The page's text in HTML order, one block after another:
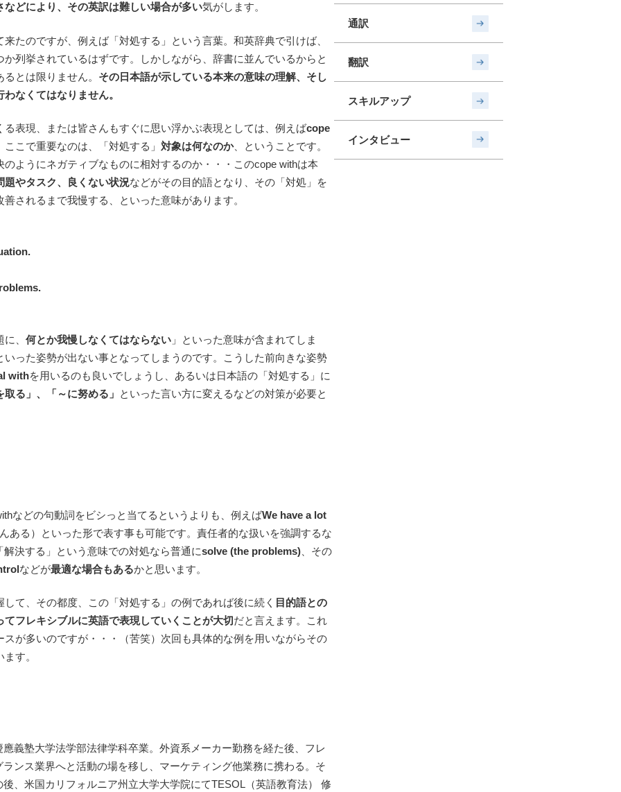
どにより、その英訳は難しい場合が多い気がします。
たのですが、例えば「対処する」という言葉。和英辞典で引けば、
列挙されているはずです。しかしながら、辞書に並んでいるからと
とは限りません。 その日本語が示している本来の意味の理解、そし
なくてはなりません。
る表現、または皆さんもすぐに思い浮かぶ表現としては、例えばcope
こで重要なのは、「対処する」 対象は何なのか、ということです。
ようにネガティブなものに相対するのか・・・このcope withは本
題やタスク、良くない状況などがその目的語となり、その「対処」を
されるまで我慢する、といった意味があります。
、 何とか我慢しなくてはならない」といった意味が含まれてしま
いった姿勢が出ない事となってしまうのです。こうした前向きな姿勢
withを用いるのも良いでしょうし、あるいは日本語の「対処する」に
取る」、「～に努める」 といった言い方に変えるなどの対策が必要と
などの句動詞をビシっと当てるというよりも、例えばWe have a lot
ある）といった形で表す事も可能です。責任者的な扱いを強調するな
決する」という意味での対処なら普通にsolve (the problems)、その
などが最適な場合もあるかと思います。
て、その都度、この「対処する」の例であれば後に続く 目的語との
フレキシブルに英語で表現していくことが大切だと言えます。これ
が多いのですが・・・（苦笑）次回も具体的な例を用いながらその
す。
應義塾大学法学部法律学科卒業。外資系メーカー勤務を経た後、フレ
ランス業界へと活動の場を移し、マーケティング他業務に携わる。そ
後、米国カリフォルニア州立大学大学院にてTESOL（英語教育法） 修
通訳
翻訳
スキルアップ
インタビュー